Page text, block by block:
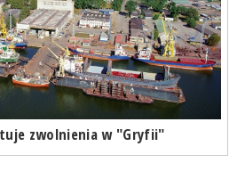
zwolnienia w "Gryfii"